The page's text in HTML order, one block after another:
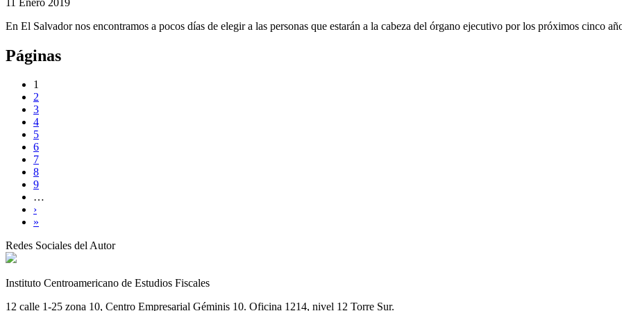
En El Salvador nos encontramos a pocos días de elegir a las personas que estarán a la cabeza del órgano ejecutivo por los próximos cinco
Páginas
1
2
3
4
5
6
7
8
9
…
›
»
Redes Sociales del Autor
Instituto Centroamericano de Estudios Fiscales
12 calle 1-25 zona 10, Centro Empresarial Géminis 10. Oficina 1214, nivel 12 Torre Sur.